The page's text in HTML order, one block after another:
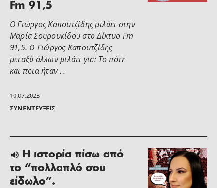
10.07.2023
ΣΥΝΕΝΤΕΎΞΕΙΣ
Fm 91,5
Ο Γιώργος Καπουτζίδης μιλάει στην
Μαρία Σουρουκίδου στο Δίκτυο Fm
91,5. Ο Γιώργος Καπουτζίδης
μεταξύ άλλων μιλάει για: Το πότε
και ποια ήταν …
Η ιστορία πίσω από
το “πολλαπλό σου
είδωλο”.